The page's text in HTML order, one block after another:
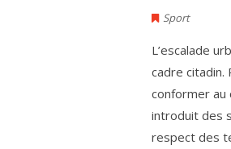
Sport
L’escalade
cadre citadin.
conformer au
introduit des
respect des